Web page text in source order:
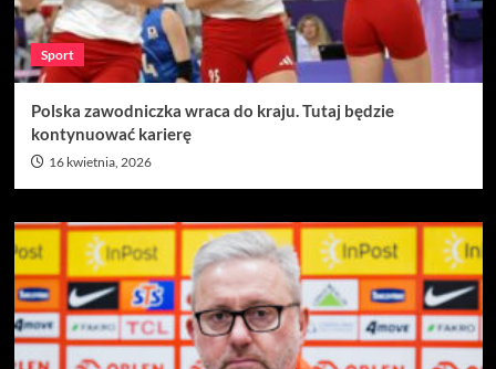
Sport
Polska zawodniczka wraca do kraju. Tutaj będzie
kontynuować karierę
16 kwietnia, 2026